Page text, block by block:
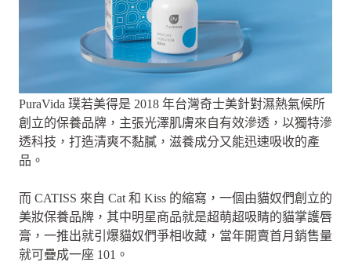
PuraVida 璞若美得是 2018 年台灣奇士美針對濕熱氣候所
創立的保養品牌，主張光澤肌膚來自有效滲透，以獨特滲
透科技，打造清爽不黏膩，滋養成分又能迅速吸收的產
品。
而 CATISS 來自 Cat 和 Kiss 的縮寫，一個由貓奴們創立的
美妝保養品牌，其中明星商品就是超萌超吸睛的貓掌護唇
膏，一推出就引爆貓奴們爭相收藏，當年開賣首月銷售量
就可疊成一座 101。